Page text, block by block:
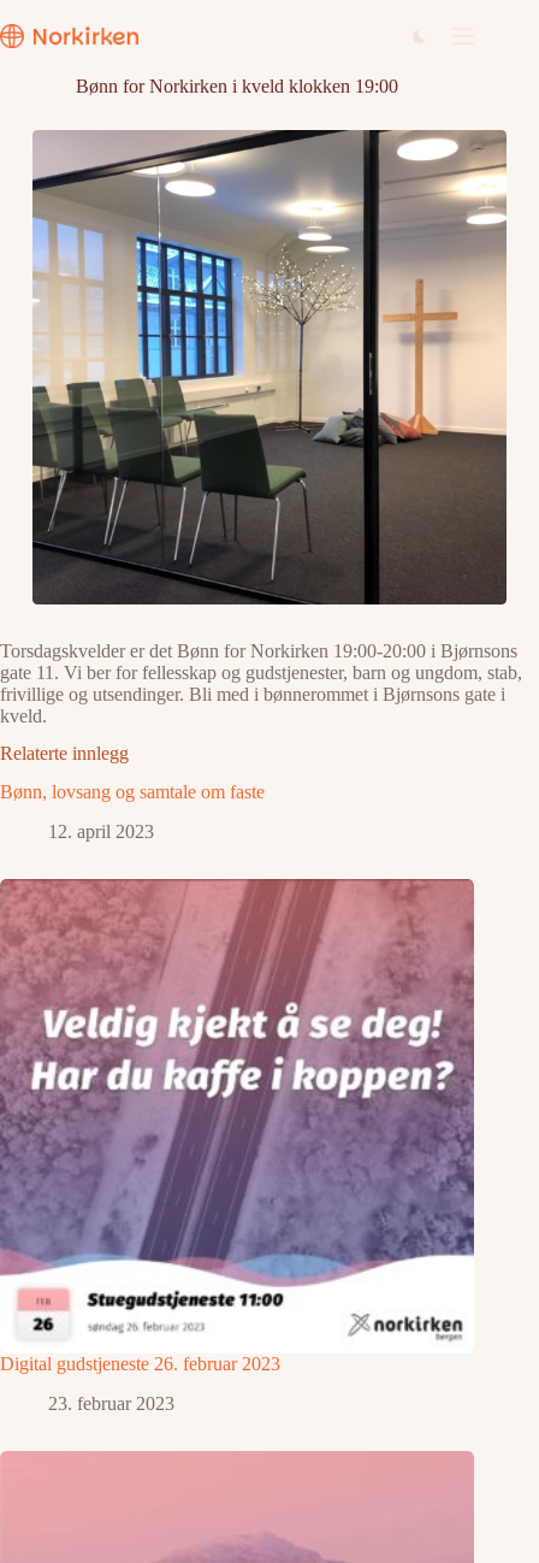
til
innholdet
Bønn for Norkirken i kveld klokken 19:00
Torsdagskvelder er det Bønn for Norkirken 19:00-20:00 i Bjørnsons
gate 11. Vi ber for fellesskap og gudstjenester, barn og ungdom, stab,
frivillige og utsendinger. Bli med i bønnerommet i Bjørnsons gate i
kveld.
Relaterte innlegg
Bønn, lovsang og samtale om faste
12. april 2023
Digital gudstjeneste 26. februar 2023
23. februar 2023